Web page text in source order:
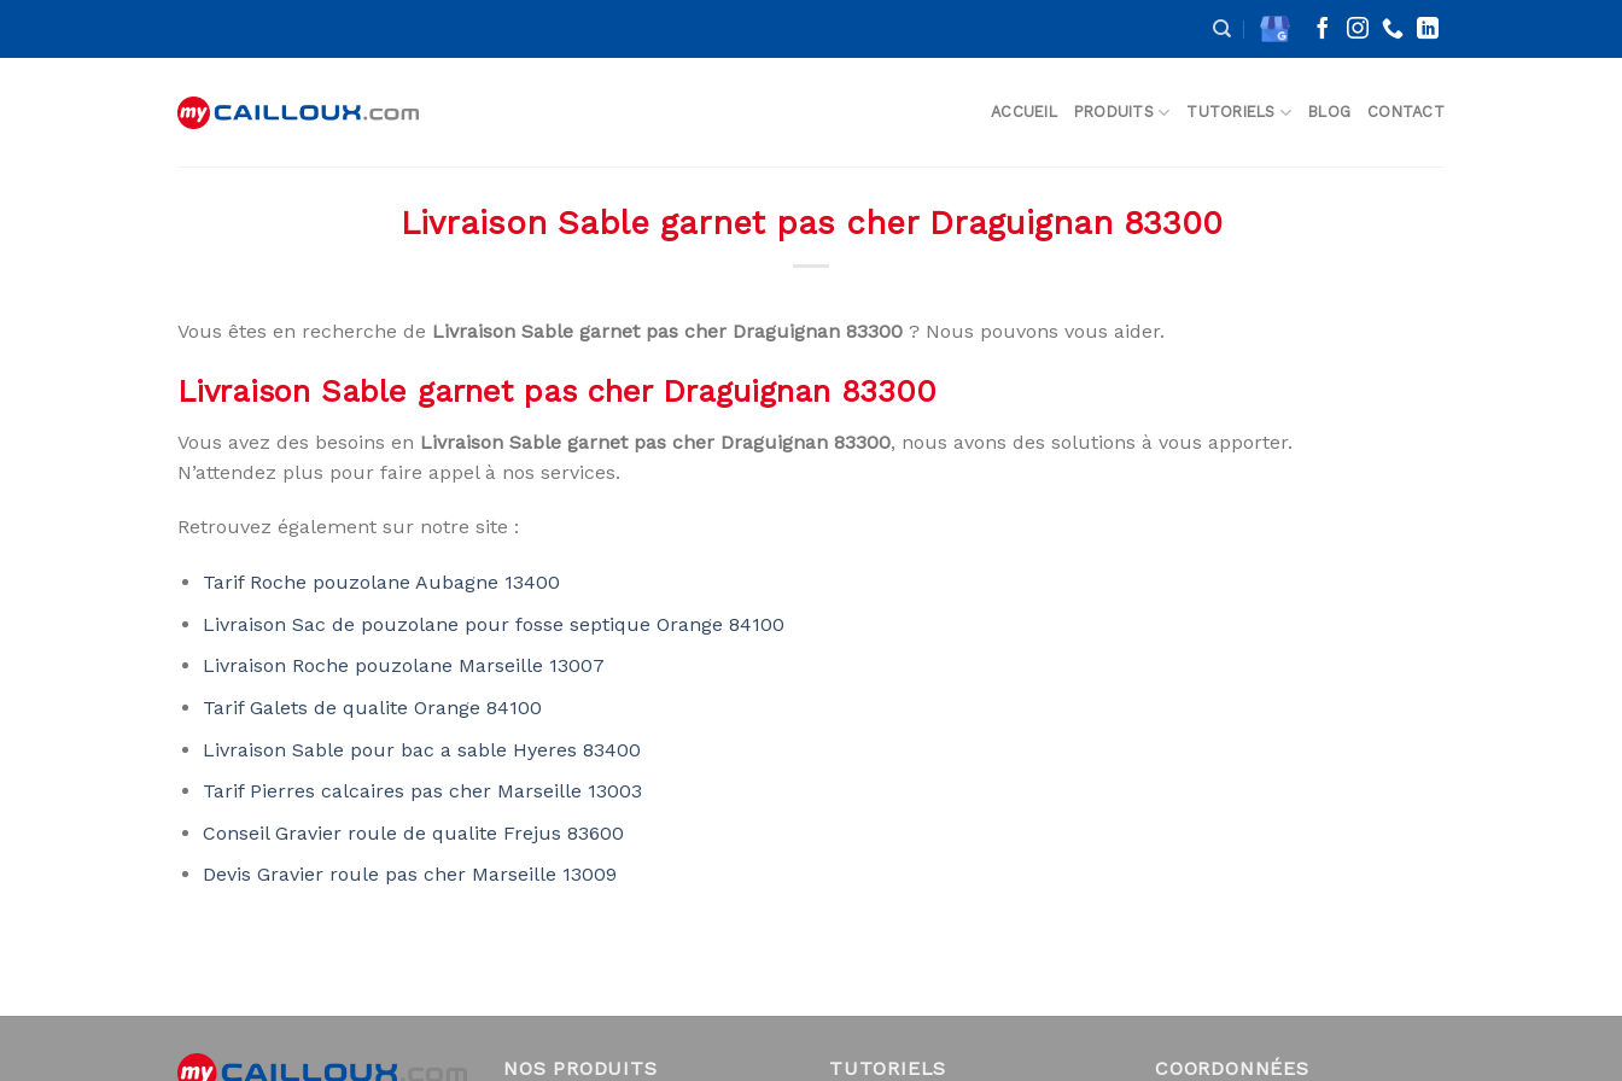
ACCUEIL PRODUITS TUTORIELS BLOG CONTACT
Livraison Sable garnet pas cher Draguignan 83300
Vous êtes en recherche de Livraison Sable garnet pas cher Draguignan 83300 ? Nous pouvons vous aider.
Livraison Sable garnet pas cher Draguignan 83300
Vous avez des besoins en Livraison Sable garnet pas cher Draguignan 83300, nous avons des solutions à vous apporter.
N’attendez plus pour faire appel à nos services.
Retrouvez également sur notre site :
Tarif Roche pouzolane Aubagne 13400
Livraison Sac de pouzolane pour fosse septique Orange 84100
Livraison Roche pouzolane Marseille 13007
Tarif Galets de qualite Orange 84100
Livraison Sable pour bac a sable Hyeres 83400
Tarif Pierres calcaires pas cher Marseille 13003
Conseil Gravier roule de qualite Frejus 83600
Devis Gravier roule pas cher Marseille 13009
NOS PRODUITS TUTORIELS COORDONNÉES